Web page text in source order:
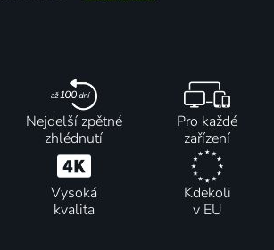
Nejdelší zpětné
zhlédnutí
Pro každé
zařízení
Vysoká
kvalita
Kdekoli
v EU